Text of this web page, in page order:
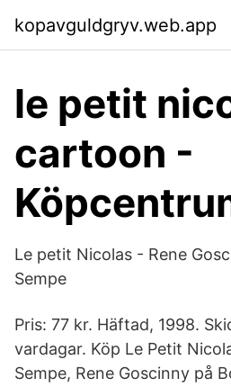
kopavguldgryv.web.app
le petit
cartoon -
Le petit Nicolas - Rene
Sempe
Pris: 77 kr. Häftad, 1998.
vardagar. Köp Le Petit
Sempe, Rene Goscinny på